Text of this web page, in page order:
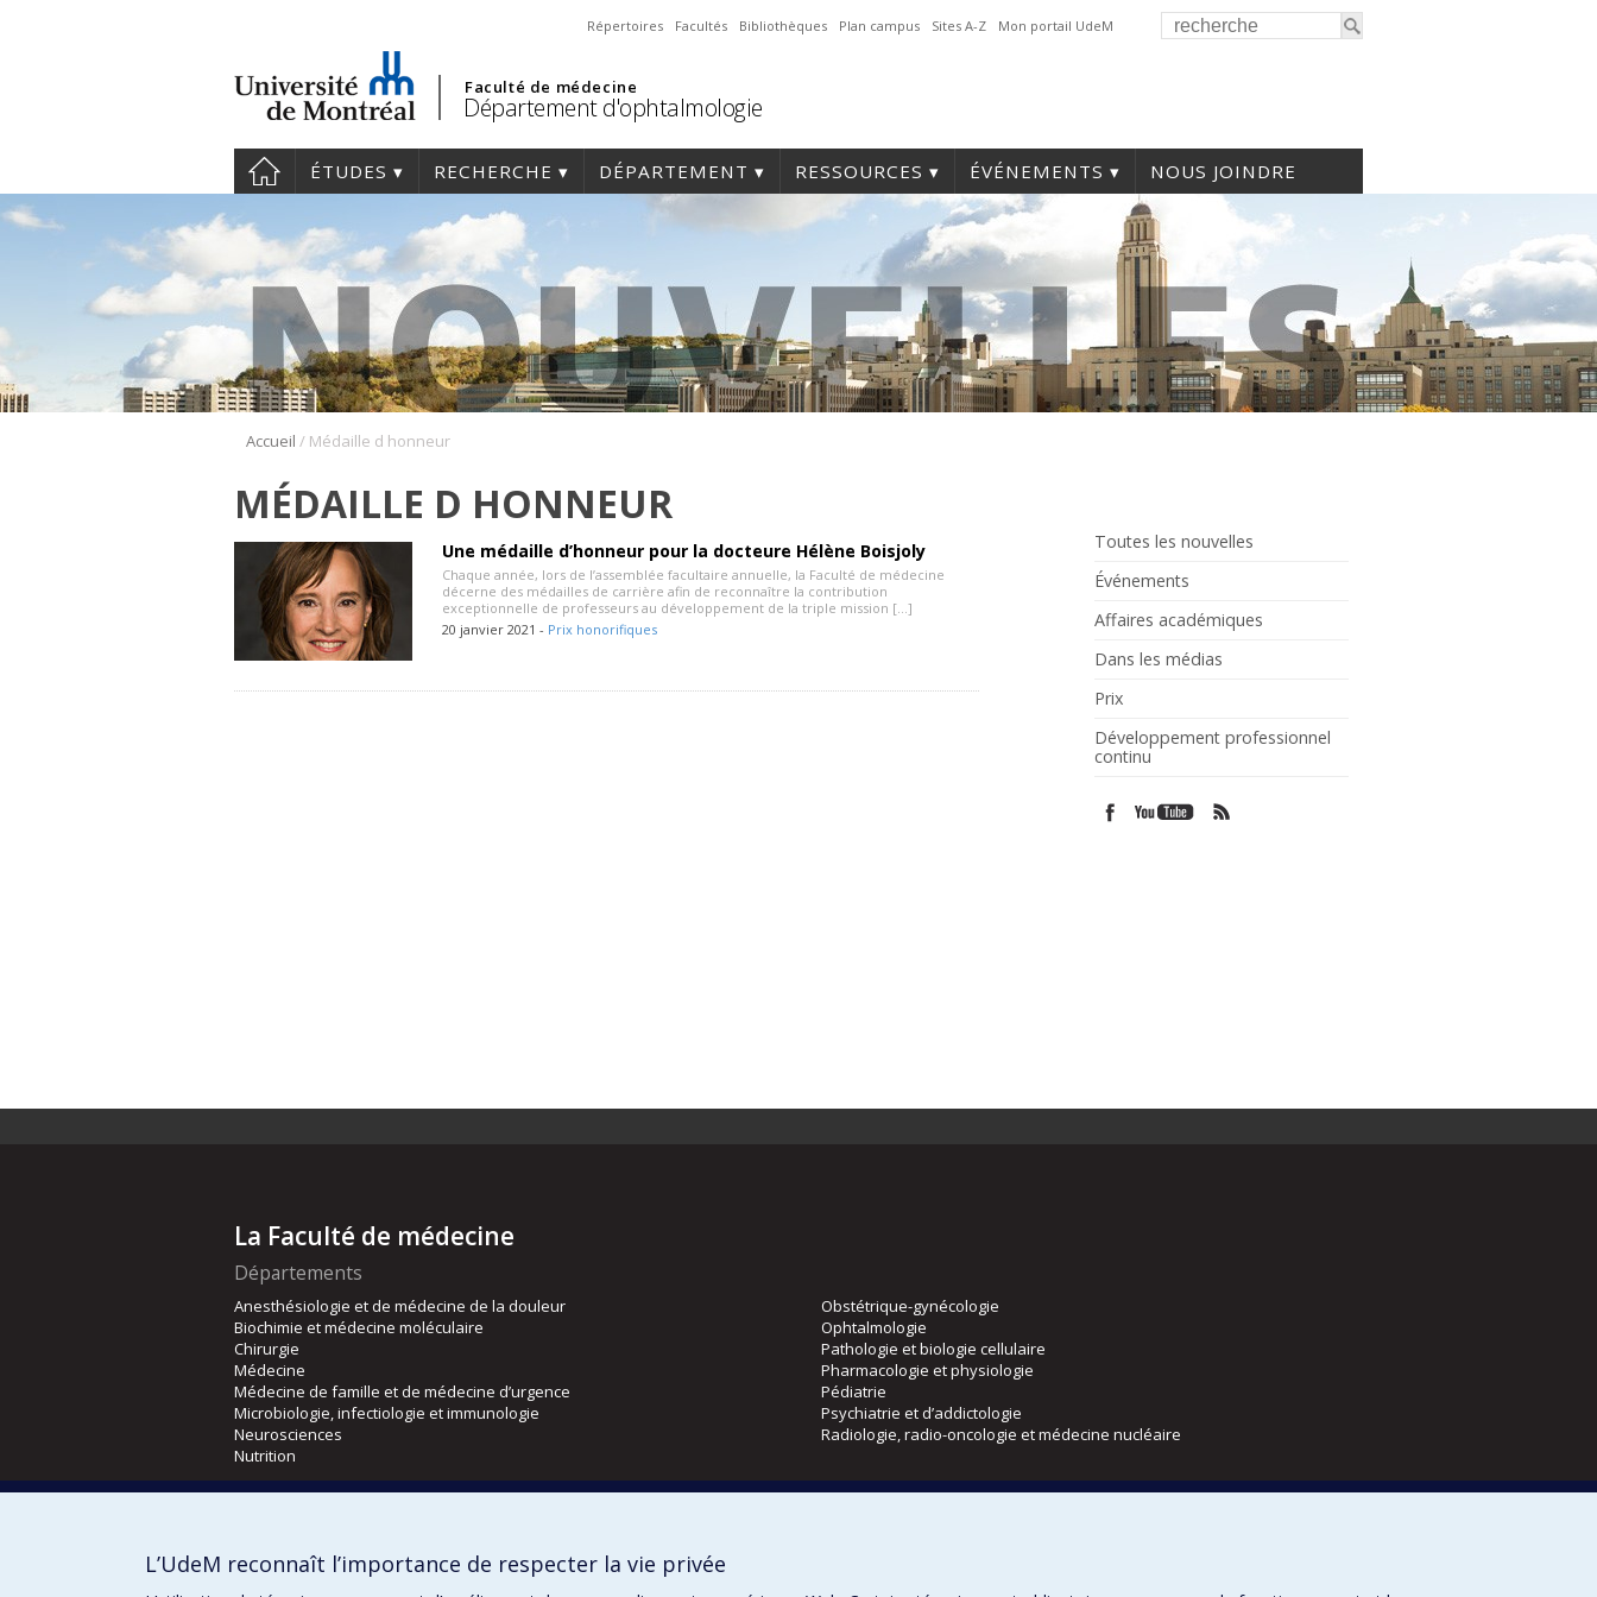
Répertoires Facultés Bibliothèques Plan campus Sites A-Z Mon portail UdeM
Faculté de médecine
Département d'ophtalmologie
ÉTUDES RECHERCHE DÉPARTEMENT RESSOURCES ÉVÉNEMENTS NOUS JOINDRE
Accueil / Médaille d honneur
MÉDAILLE D HONNEUR
Une médaille d’honneur pour la docteure Hélène Boisjoly
Chaque année, lors de l’assemblée facultaire annuelle, la Faculté de médecine
décerne des médailles de carrière afin de reconnaître la contribution
exceptionnelle de professeurs au développement de la triple mission […]
20 janvier 2021 - Prix honorifiques
Toutes les nouvelles
Événements
Affaires académiques
Dans les médias
Prix
Développement professionnel
continu
La Faculté de médecine
Départements
Anesthésiologie et de médecine de la douleur
Biochimie et médecine moléculaire
Chirurgie
Médecine
Médecine de famille et de médecine d’urgence
Microbiologie, infectiologie et immunologie
Neurosciences
Nutrition
Obstétrique-gynécologie
Ophtalmologie
Pathologie et biologie cellulaire
Pharmacologie et physiologie
Pédiatrie
Psychiatrie et d’addictologie
Radiologie, radio-oncologie et médecine nucléaire
Orthophonie et audiologie
L’UdeM reconnaît l’importance de respecter la vie privée